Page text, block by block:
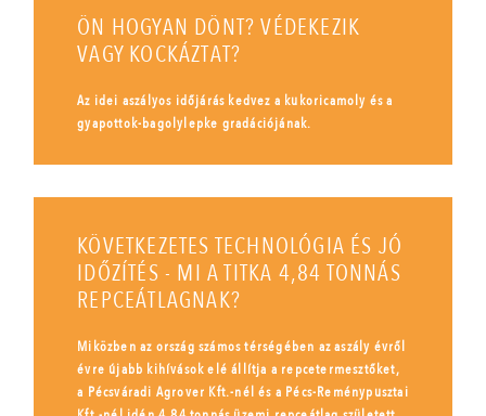
ÖN HOGYAN DÖNT? VÉDEKEZIK
VAGY KOCKÁZTAT?
Az idei aszályos időjárás kedvez a kukoricamoly és a
gyapottok-bagolylepke gradációjának.
KÖVETKEZETES TECHNOLÓGIA ÉS JÓ
IDŐZÍTÉS - MI A TITKA 4,84 TONNÁS
REPCEÁTLAGNAK?
Miközben az ország számos térségében az aszály évről
évre újabb kihívások elé állítja a repcetermesztőket,
a Pécsváradi Agrover Kft.-nél és a Pécs-Reménypusztai